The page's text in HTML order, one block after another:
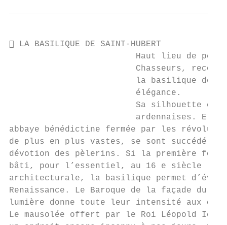
 LA BASILIQUE DE SAINT-HUBERT
Haut lieu de
Chasseurs,
la basilique de
                         élégance.
Sa silhouette
ardennaises.
abbaye bénédictine fermée par les
de plus en plus vastes, se sont succédé
dévotion des pèlerins. Si la première
bâti, pour l’essentiel, au 16 e siècle
architecturale, la basilique permet
Renaissance. Le Baroque de la façade du
lumière donne toute leur intensité aux
Le mausolée offert par le Roi Léopold Ier